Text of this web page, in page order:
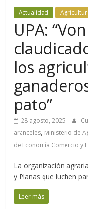
Actualidad
UPA:
los
pato”
28 agosto, 2025
aranceles, Ministerio de
de Economía Comercio y
La organización
y Planas que luchen
Leer más